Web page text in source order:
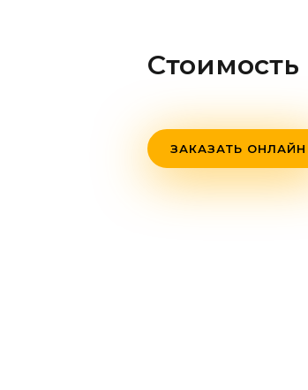
ЗАКАЗАТЬ ОНЛАЙН